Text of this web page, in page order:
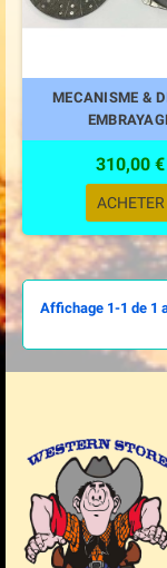
MECANISME &
310,00 €
ACHETER
Affichage 1-1 de 1